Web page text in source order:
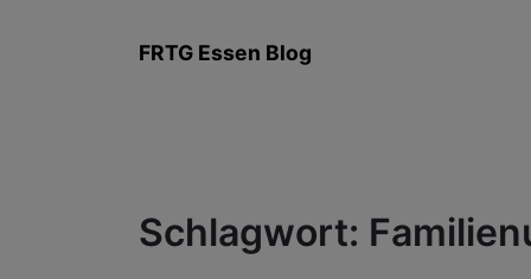
FRTG Essen Blog
Schlagwort: